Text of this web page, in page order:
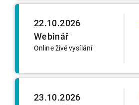
22.10.2026
Webinář
Online živé vysílání
23.10.2026